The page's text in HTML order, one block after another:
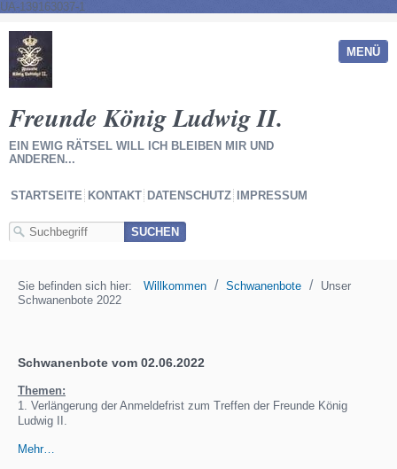
UA-139163037-1
MENÜ
Freunde König Ludwig II.
EIN EWIG RÄTSEL WILL ICH BLEIBEN MIR UND
ANDEREN...
STARTSEITE KONTAKT DATENSCHUTZ IMPRESSUM
Sie befinden sich hier: Willkommen / Schwanenbote /
Unser
Schwanenbote 2022
Schwanenbote vom 02.06.2022
Themen:
1. Verlängerung der Anmeldefrist zum Treffen der Freunde König
Ludwig II.
Mehr…